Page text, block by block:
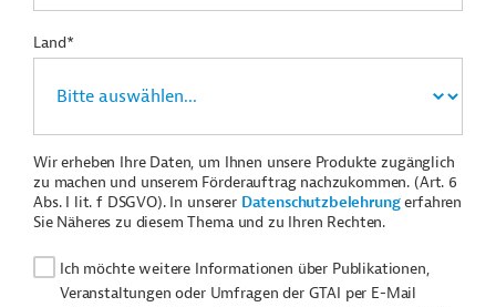
Land*
Wir erheben Ihre Daten, um Ihnen unsere Produkte zugänglich
zu machen und unserem Förderauftrag nachzukommen. (Art. 6
Abs. I lit. f DSGVO). In unserer Datenschutzbelehrungerfahren
Sie Näheres zu diesem Thema und zu Ihren Rechten.
Ich möchte weitere Informationen über Publikationen,
Veranstaltungen oder Umfragen der GTAI per E-Mail